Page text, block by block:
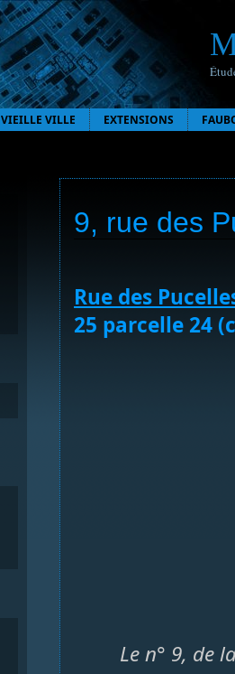
VIEILLE VILLE EXTENSIONS
9, rue des
Rue des
25 parcelle 24
Le n° 9, de